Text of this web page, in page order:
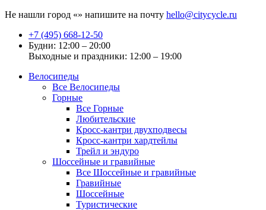
Не нашли город «» напишите на почту hello@citycycle.ru
+7 (495) 668-12-50
Будни: 12:00 – 20:00
Выходные и праздники: 12:00 – 19:00
Велосипеды
Все Велосипеды
Горные
Все Горные
Любительские
Кросс-кантри двухподвесы
Кросс-кантри хардтейлы
Трейл и эндуро
Шоссейные и гравийные
Все Шоссейные и гравийные
Гравийные
Шоссейные
Туристические